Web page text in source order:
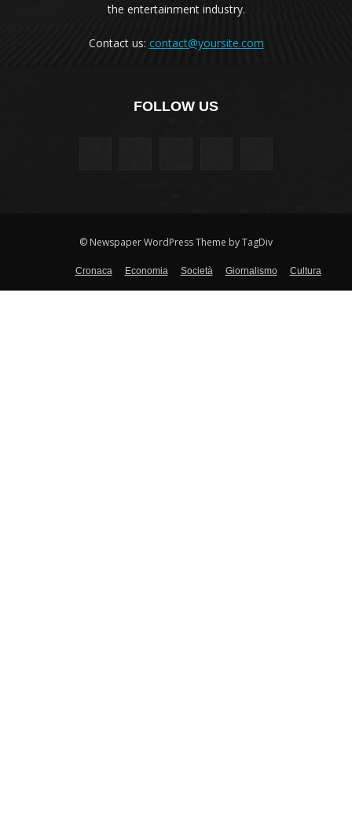
the entertainment industry.
Contact us: contact@yoursite.com
FOLLOW US
© Newspaper WordPress Theme by TagDiv
Cronaca Economia Società Giornalismo Cultura